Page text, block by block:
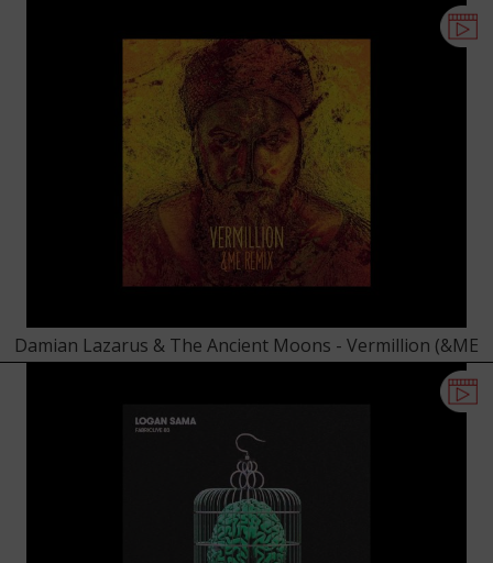
Damian Lazarus & The Ancient Moons - Vermillion (&ME